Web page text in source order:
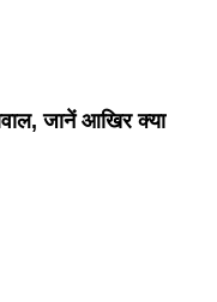
जानें आखिर क्या